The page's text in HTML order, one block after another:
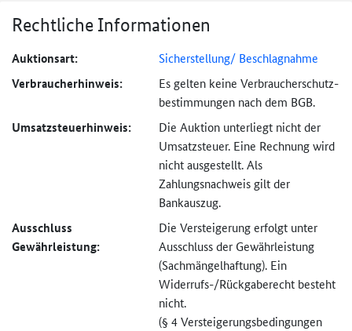
Rechtliche Informationen
Auktionsart: Sicherstellung/ Beschlagnahme
Verbraucher­hinweis:
Es gelten keine Verbraucher­schutz­
bestimmungen nach dem BGB.
Umsatzsteuer­hinweis:
Die Auktion unterliegt nicht der
Umsatzsteuer. Eine Rechnung wird
nicht ausgestellt. Als
Zahlungsnachweis gilt der
Bankauszug.
Ausschluss
Gewährleistung:
Die Versteigerung erfolgt unter
Ausschluss der Gewährleistung
(Sachmängel­haftung). Ein
Widerrufs-/Rückgaberecht besteht
nicht.
(§ 4 Versteigerungs­bedingungen